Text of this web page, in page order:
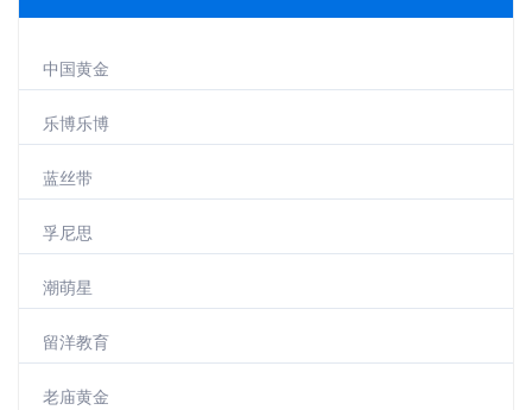
中国黄金
乐博乐博
蓝丝带
孚尼思
潮萌星
留洋教育
老庙黄金